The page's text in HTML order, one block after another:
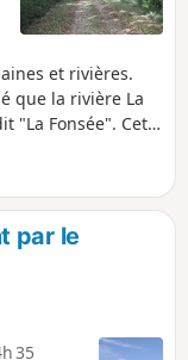
et rivières.
que la rivière La
"La Fonsée". Cette
Saulnier.
par le
35